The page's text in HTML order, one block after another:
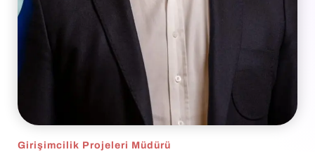
Girişimcilik Projeleri Müdürü